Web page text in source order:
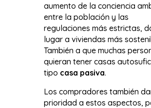
aumento de la conciencia
entre la población y las
regulaciones más estrictas,
lugar a viviendas más
También a que muchas
quieran tener casas
tipo casa pasiva.
Los compradores también
prioridad a estos aspectos,